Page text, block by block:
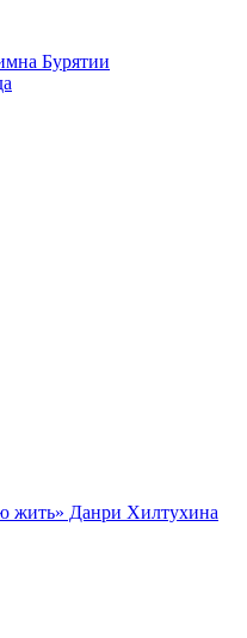
Бурятии
жить» Данри Хилтухина